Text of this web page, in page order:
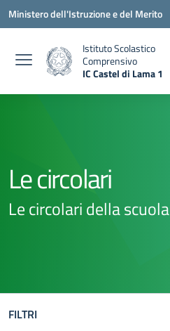
Vai ai contenuti
Vai al menu di navigazione
Vai al footer
Ministero dell'Istruzione e del Merito
Istituto Scolastico
Comprensivo
IC Castel di Lama 1
Le circolari
Le circolari della scuola
FILTRI